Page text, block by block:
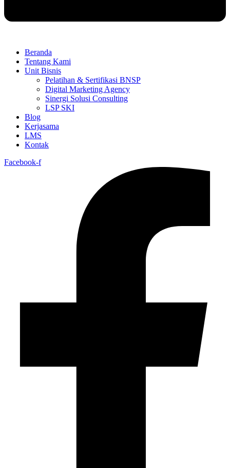
Beranda
Tentang Kami
Unit Bisnis
Pelatihan & Sertifikasi BNSP
Digital Marketing Agency
Sinergi Solusi Consulting
LSP SKI
Blog
Kerjasama
LMS
Kontak
Facebook-f